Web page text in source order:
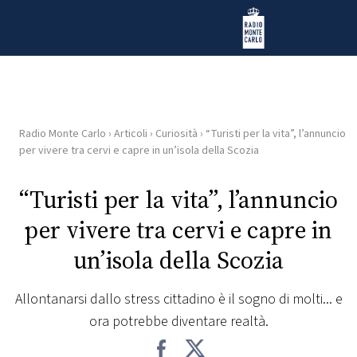
Radio Monte Carlo
HOME
RADIO
WEB
RADIO
PLAYLIST
Radio Monte Carlo › Articoli › Curiosità › “Turisti per la vita”, l’annuncio
per vivere tra cervi e capre in un’isola della Scozia
“Turisti per la vita”, l’annuncio
per vivere tra cervi e capre in
un’isola della Scozia
Allontanarsi dallo stress cittadino è il sogno di molti... e
ora potrebbe diventare realtà.